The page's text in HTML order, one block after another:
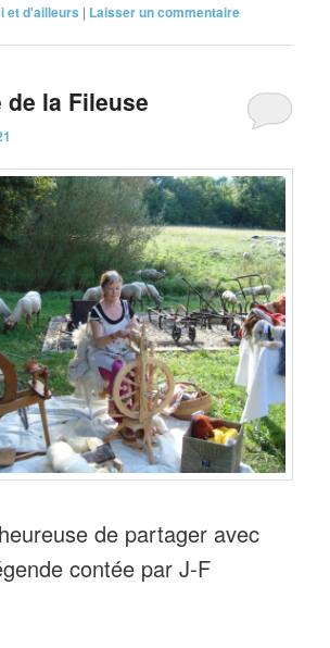
et d'ailleurs | Laisser un commentaire
de la Fileuse
de partager avec
contée par J-F